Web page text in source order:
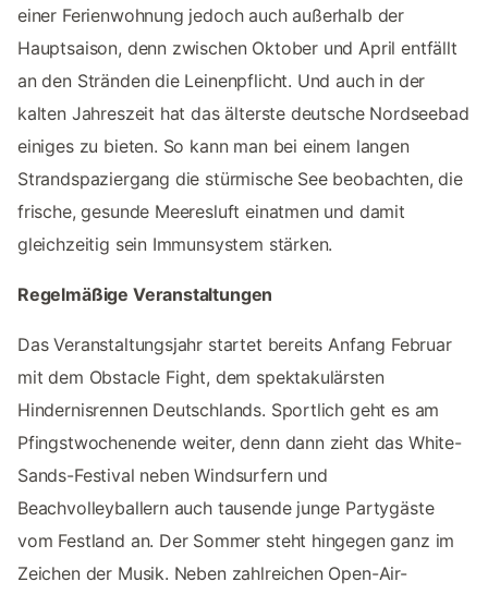
einer Ferienwohnung jedoch auch außerhalb der
Hauptsaison, denn zwischen Oktober und April entfällt
an den Stränden die Leinenpflicht. Und auch in der
kalten Jahreszeit hat das älterste deutsche Nordseebad
einiges zu bieten. So kann man bei einem langen
Strandspaziergang die stürmische See beobachten, die
frische, gesunde Meeresluft einatmen und damit
gleichzeitig sein Immunsystem stärken.
Regelmäßige Veranstaltungen
Das Veranstaltungsjahr startet bereits Anfang Februar
mit dem Obstacle Fight, dem spektakulärsten
Hindernisrennen Deutschlands. Sportlich geht es am
Pfingstwochenende weiter, denn dann zieht das White-
Sands-Festival neben Windsurfern und
Beachvolleyballern auch tausende junge Partygäste
vom Festland an. Der Sommer steht hingegen ganz im
Zeichen der Musik. Neben zahlreichen Open-Air-